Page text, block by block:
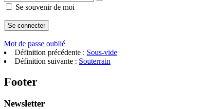
Se souvenir de moi
Mot de passe oublié
Définition précédente : Sous-vide
Définition suivante : Souterrain
Footer
Newsletter